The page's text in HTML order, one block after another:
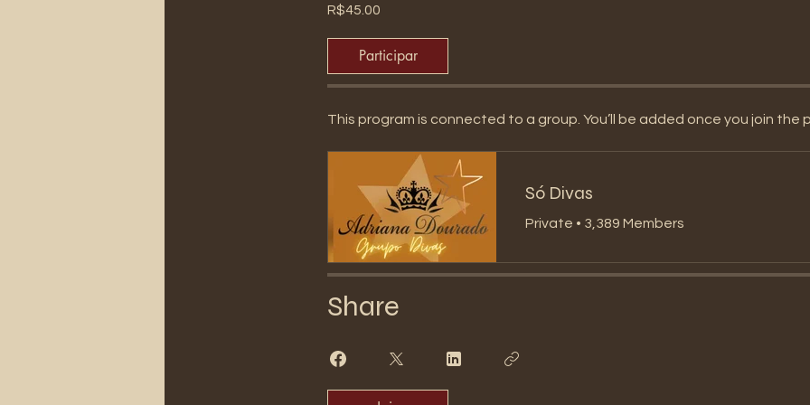
R$45.00
Participar
This program is connected to a group. You’ll be added once you join the
Só Divas
Private • 3,389 Members
Share